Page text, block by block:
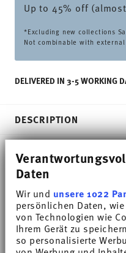
Daten
Wir und unsere 1022
persönlichen Daten,
von Technologien wie
Ihrem Gerät zu
so personalisierte
Up to 45% off
*Excluding new collections
Not combinable with external
DELIVERED IN 3-5 WORKING
DESCRIPTION
Thomas Trend Weiss
cm - h 15,6 cm - 1,300
Thomas Trend stands
versatility. Created by